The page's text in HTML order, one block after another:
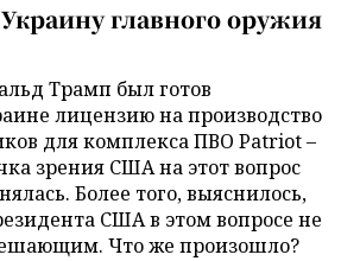
главного оружия
Трамп был готов
лицензию на производство
для комплекса ПВО Patriot –
зрения США на этот вопрос
Более того, выяснилось,
США в этом вопросе не
Что же произошло?